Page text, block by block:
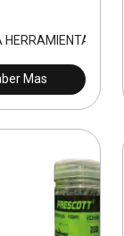
HERRAMIENTAS
Mas